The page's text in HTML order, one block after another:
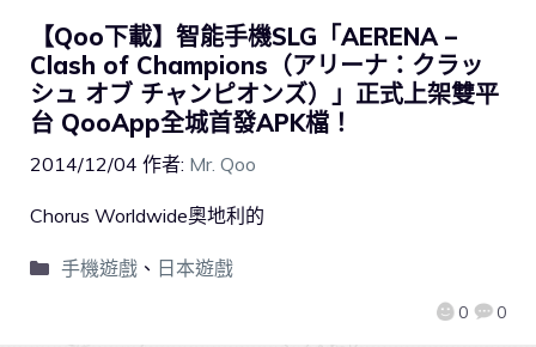
【Qoo下載】智能手機SLG「AERENA –
Clash of Champions（アリーナ：クラッ
シュ オブ チャンピオンズ）」正式上架雙平
台 QooApp全城首發APK檔！
2014/12/04 作者: Mr. Qoo
0 0
Chorus Worldwide奧地利的
手機遊戲、 日本遊戲